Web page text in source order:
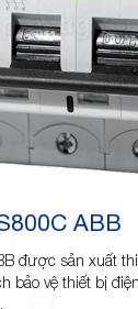
ABB
được sản xuất
bảo vệ thiết bị